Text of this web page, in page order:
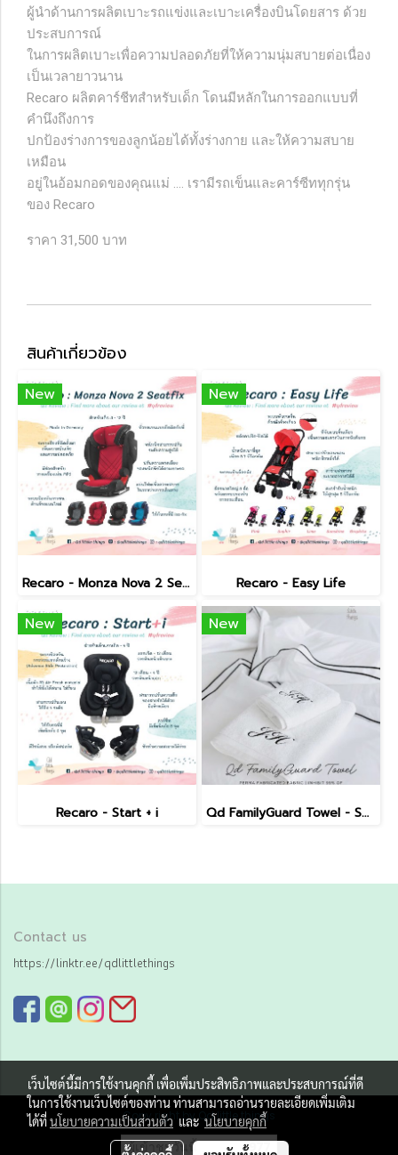
ผู้นำด้านการผลิตเบาะรถแข่งและเบาะเครื่องบินโดยสาร ด้วย
ประสบการณ์
ในการผลิตเบาะเพื่อความปลอดภัยที่ให้ความนุ่มสบายต่อเนื่อง
เป็นเวลายาวนาน
Recaro ผลิตคาร์ชีทสำหรับเด็ก โดนมีหลักในการออกแบบที่
คำนึงถึงการ
ปกป้องร่างการของลูกน้อยได้ทั้งร่างกาย และให้ความสบาย
เหมือน
อยู่ในอ้อมกอดของคุณแม่ .... เรามีรถเข็นและคาร์ซีททุกรุ่น
ของ Recaro
ราคา 31,500 บาท
สินค้าเกี่ยวข้อง
New
Recaro - Monza Nova 2 Seatfix
New
Recaro - Easy Life
New
Recaro - Start + i
New
Qd FamilyGuard Towel - Small Size 38x81cm
Contact us
https://linktr.ee/qdlittlethings
Copy right by Qd little things
ผู้เข้าชมวันนี้ 977
เว็บไซต์นี้มีการใช้งานคุกกี้ เพื่อเพิ่มประสิทธิภาพและประสบการณ์ที่ดี
ในการใช้งานเว็บไซต์ของท่าน ท่านสามารถอ่านรายละเอียดเพิ่มเติม
ได้ที่นโยบายความเป็นส่วนตัว และ นโยบายคุกกี้